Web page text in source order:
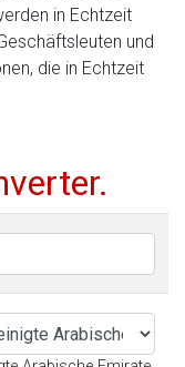
in Echtzeit
und
die in Echtzeit